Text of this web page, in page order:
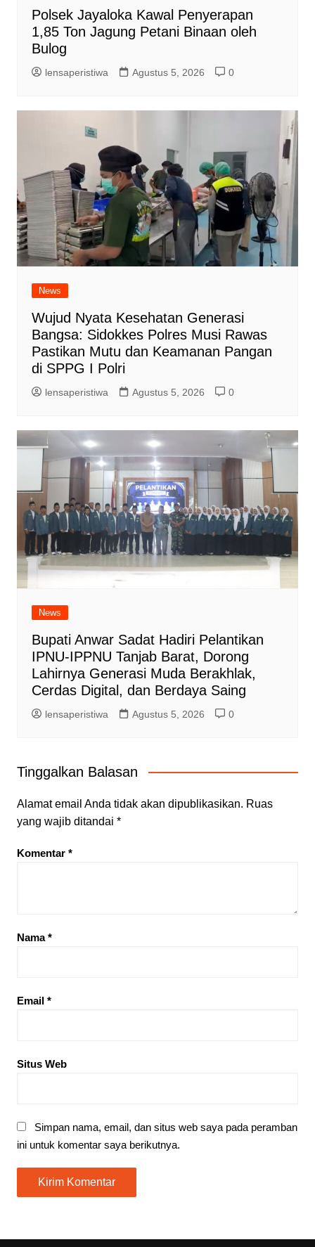
Polsek Jayaloka Kawal Penyerapan
1,85 Ton Jagung Petani Binaan oleh
Bulog
lensaperistiwa Agustus 5, 2026 0
News
Wujud Nyata Kesehatan Generasi
Bangsa: Sidokkes Polres Musi Rawas
Pastikan Mutu dan Keamanan Pangan
di SPPG I Polri
lensaperistiwa Agustus 5, 2026 0
News
Bupati Anwar Sadat Hadiri Pelantikan
IPNU-IPPNU Tanjab Barat, Dorong
Lahirnya Generasi Muda Berakhlak,
Cerdas Digital, dan Berdaya Saing
lensaperistiwa Agustus 5, 2026 0
Tinggalkan Balasan
Alamat email Anda tidak akan dipublikasikan. Ruas
yang wajib ditandai *
Komentar *
Nama*
Email *
Situs Web
Simpan nama, email, dan situs web saya pada peramban
ini untuk komentar saya berikutnya.